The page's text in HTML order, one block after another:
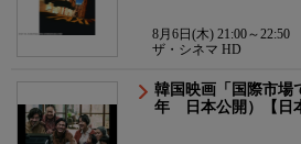
8月6日(木) 21:00～22:50
ザ・シネマ HD
韓国映画「国際市場
年 日本公開）【日